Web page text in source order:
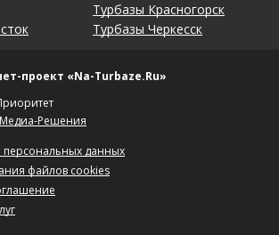
Турбазы Красногорск
Турбазы Черкесск
проект «Na-Turbaze.Ru»
Медиа-Решения
персональных данных
файлов cookies